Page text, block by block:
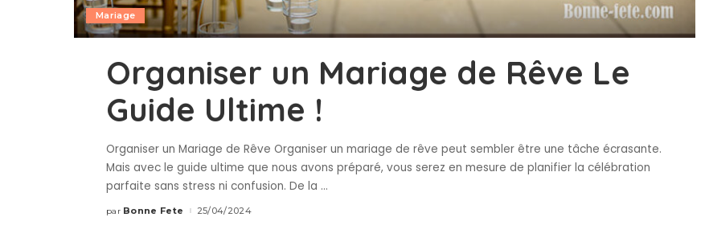
Mariage
Organiser un Mariage de Rêve Le
Guide Ultime !
Organiser un Mariage de Rêve Organiser un mariage de rêve peut sembler être une tâche écrasante.
Mais avec le guide ultime que nous avons préparé, vous serez en mesure de planifier la célébration
parfaite sans stress ni confusion. De la ...
Publié
par Bonne Fete 25/04/2024